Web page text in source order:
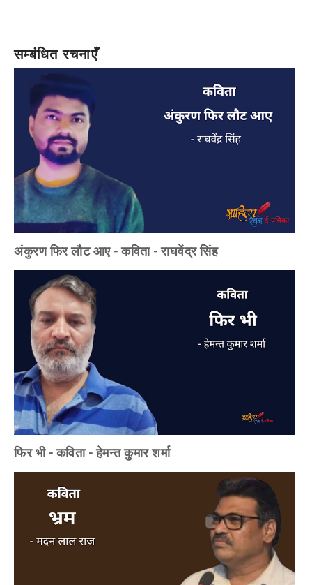
सम्बंधित रचनाएँ
अंकुरण फिर लौट आए - कविता - राघवेंद्र सिंह
फिर भी - कविता - हेमन्त कुमार शर्मा